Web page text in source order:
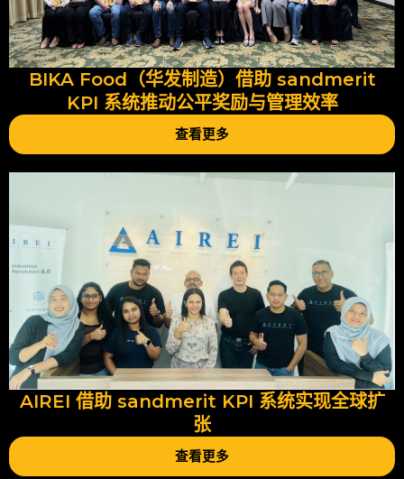
BIKA Food（华发制造）借助 sandmerit
KPI 系统推动公平奖励与管理效率
查看更多
AIREI 借助 sandmerit KPI 系统实现全球扩
张
查看更多